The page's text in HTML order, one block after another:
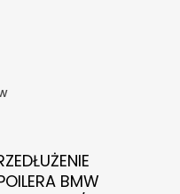
Dowiedz Się
WięcejBMW